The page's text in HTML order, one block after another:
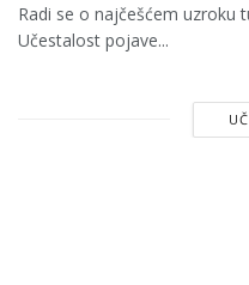
Radi se o najčešćem uzroku
Učestalost pojave...